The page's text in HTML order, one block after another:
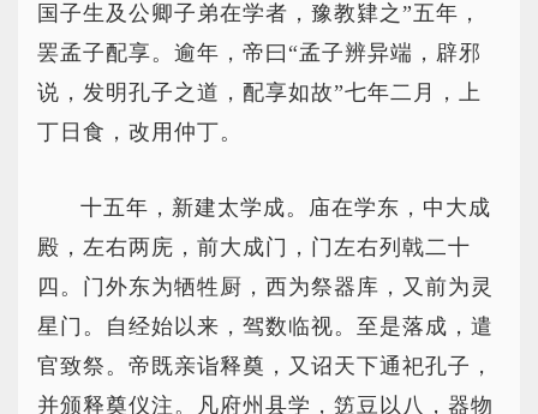
国子生及公卿子弟在学者，豫教肄之”五年，
罢孟子配享。逾年，帝曰“孟子辨异端，辟邪
说，发明孔子之道，配享如故”七年二月，上
丁日食，改用仲丁。
十五年，新建太学成。庙在学东，中大成
殿，左右两庑，前大成门，门左右列戟二十
四。门外东为牺牲厨，西为祭器库，又前为灵
星门。自经始以来，驾数临视。至是落成，遣
官致祭。帝既亲诣释奠，又诏天下通祀孔子，
并颁释奠仪注。凡府州县学，笾豆以八，器物